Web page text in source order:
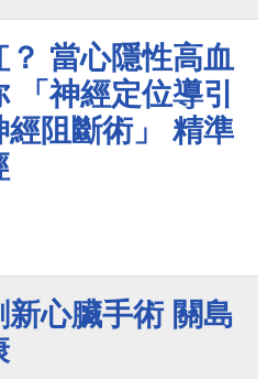
當心隱性高血
「神經定位導引
經阻斷術」 精準
心臟手術 關島